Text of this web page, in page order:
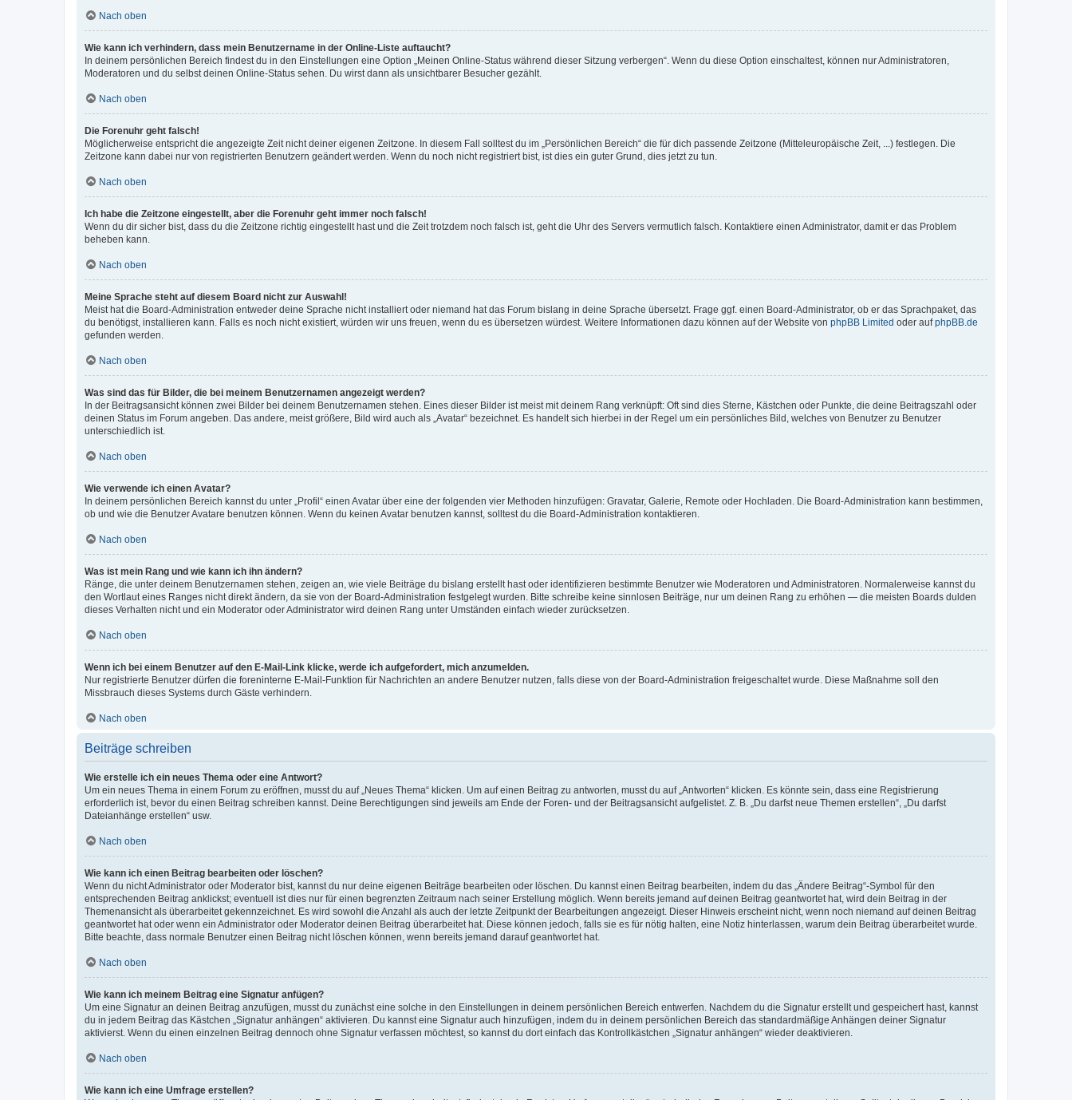
Nach oben
Wie kann ich verhindern, dass mein Benutzername in der Online-Liste auftaucht?
In deinem persönlichen Bereich findest du in den Einstellungen eine Option „Meinen Online-Status während dieser Sitzung verbergen“. Wenn du diese Option einschaltest, können nur Administratoren,
Moderatoren und du selbst deinen Online-Status sehen. Du wirst dann als unsichtbarer Besucher gezählt.
Nach oben
Die Forenuhr geht falsch!
Möglicherweise entspricht die angezeigte Zeit nicht deiner eigenen Zeitzone. In diesem Fall solltest du im „Persönlichen Bereich“ die für dich passende Zeitzone (Mitteleuropäische Zeit, ...) festlegen. Die
Zeitzone kann dabei nur von registrierten Benutzern geändert werden. Wenn du noch nicht registriert bist, ist dies ein guter Grund, dies jetzt zu tun.
Nach oben
Ich habe die Zeitzone eingestellt, aber die Forenuhr geht immer noch falsch!
Wenn du dir sicher bist, dass du die Zeitzone richtig eingestellt hast und die Zeit trotzdem noch falsch ist, geht die Uhr des Servers vermutlich falsch. Kontaktiere einen Administrator, damit er das Problem
beheben kann.
Nach oben
Meine Sprache steht auf diesem Board nicht zur Auswahl!
Meist hat die Board-Administration entweder deine Sprache nicht installiert oder niemand hat das Forum bislang in deine Sprache übersetzt. Frage ggf. einen Board-Administrator, ob er das Sprachpaket, das
du benötigst, installieren kann. Falls es noch nicht existiert, würden wir uns freuen, wenn du es übersetzen würdest. Weitere Informationen dazu können auf der Website von phpBB Limited oder aufphpBB.de
gefunden werden.
Nach oben
Was sind das für Bilder, die bei meinem Benutzernamen angezeigt werden?
In der Beitragsansicht können zwei Bilder bei deinem Benutzernamen stehen. Eines dieser Bilder ist meist mit deinem Rang verknüpft: Oft sind dies Sterne, Kästchen oder Punkte, die deine Beitragszahl oder
deinen Status im Forum angeben. Das andere, meist größere, Bild wird auch als „Avatar“ bezeichnet. Es handelt sich hierbei in der Regel um ein persönliches Bild, welches von Benutzer zu Benutzer
unterschiedlich ist.
Nach oben
Wie verwende ich einen Avatar?
In deinem persönlichen Bereich kannst du unter „Profil“ einen Avatar über eine der folgenden vier Methoden hinzufügen: Gravatar, Galerie, Remote oder Hochladen. Die Board-Administration kann bestimmen,
ob und wie die Benutzer Avatare benutzen können. Wenn du keinen Avatar benutzen kannst, solltest du die Board-Administration kontaktieren.
Nach oben
Was ist mein Rang und wie kann ich ihn ändern?
Ränge, die unter deinem Benutzernamen stehen, zeigen an, wie viele Beiträge du bislang erstellt hast oder identifizieren bestimmte Benutzer wie Moderatoren und Administratoren. Normalerweise kannst du
den Wortlaut eines Ranges nicht direkt ändern, da sie von der Board-Administration festgelegt wurden. Bitte schreibe keine sinnlosen Beiträge, nur um deinen Rang zu erhöhen — die meisten Boards dulden
dieses Verhalten nicht und ein Moderator oder Administrator wird deinen Rang unter Umständen einfach wieder zurücksetzen.
Nach oben
Wenn ich bei einem Benutzer auf den E-Mail-Link klicke, werde ich aufgefordert, mich anzumelden.
Nur registrierte Benutzer dürfen die foreninterne E-Mail-Funktion für Nachrichten an andere Benutzer nutzen, falls diese von der Board-Administration freigeschaltet wurde. Diese Maßnahme soll den
Missbrauch dieses Systems durch Gäste verhindern.
Nach oben
Beiträge schreiben
Wie erstelle ich ein neues Thema oder eine Antwort?
Um ein neues Thema in einem Forum zu eröffnen, musst du auf „Neues Thema“ klicken. Um auf einen Beitrag zu antworten, musst du auf „Antworten“ klicken. Es könnte sein, dass eine Registrierung
erforderlich ist, bevor du einen Beitrag schreiben kannst. Deine Berechtigungen sind jeweils am Ende der Foren- und der Beitragsansicht aufgelistet. Z. B. „Du darfst neue Themen erstellen“, „Du darfst
Dateianhänge erstellen“ usw.
Nach oben
Wie kann ich einen Beitrag bearbeiten oder löschen?
Wenn du nicht Administrator oder Moderator bist, kannst du nur deine eigenen Beiträge bearbeiten oder löschen. Du kannst einen Beitrag bearbeiten, indem du das „Ändere Beitrag“-Symbol für den
entsprechenden Beitrag anklickst; eventuell ist dies nur für einen begrenzten Zeitraum nach seiner Erstellung möglich. Wenn bereits jemand auf deinen Beitrag geantwortet hat, wird dein Beitrag in der
Themenansicht als überarbeitet gekennzeichnet. Es wird sowohl die Anzahl als auch der letzte Zeitpunkt der Bearbeitungen angezeigt. Dieser Hinweis erscheint nicht, wenn noch niemand auf deinen Beitrag
geantwortet hat oder wenn ein Administrator oder Moderator deinen Beitrag überarbeitet hat. Diese können jedoch, falls sie es für nötig halten, eine Notiz hinterlassen, warum dein Beitrag überarbeitet wurde.
Bitte beachte, dass normale Benutzer einen Beitrag nicht löschen können, wenn bereits jemand darauf geantwortet hat.
Nach oben
Wie kann ich meinem Beitrag eine Signatur anfügen?
Um eine Signatur an deinen Beitrag anzufügen, musst du zunächst eine solche in den Einstellungen in deinem persönlichen Bereich entwerfen. Nachdem du die Signatur erstellt und gespeichert hast, kannst
du in jedem Beitrag das Kästchen „Signatur anhängen“ aktivieren. Du kannst eine Signatur auch hinzufügen, indem du in deinem persönlichen Bereich das standardmäßige Anhängen deiner Signatur
aktivierst. Wenn du einen einzelnen Beitrag dennoch ohne Signatur verfassen möchtest, so kannst du dort einfach das Kontrollkästchen „Signatur anhängen“ wieder deaktivieren.
Nach oben
Wie kann ich eine Umfrage erstellen?